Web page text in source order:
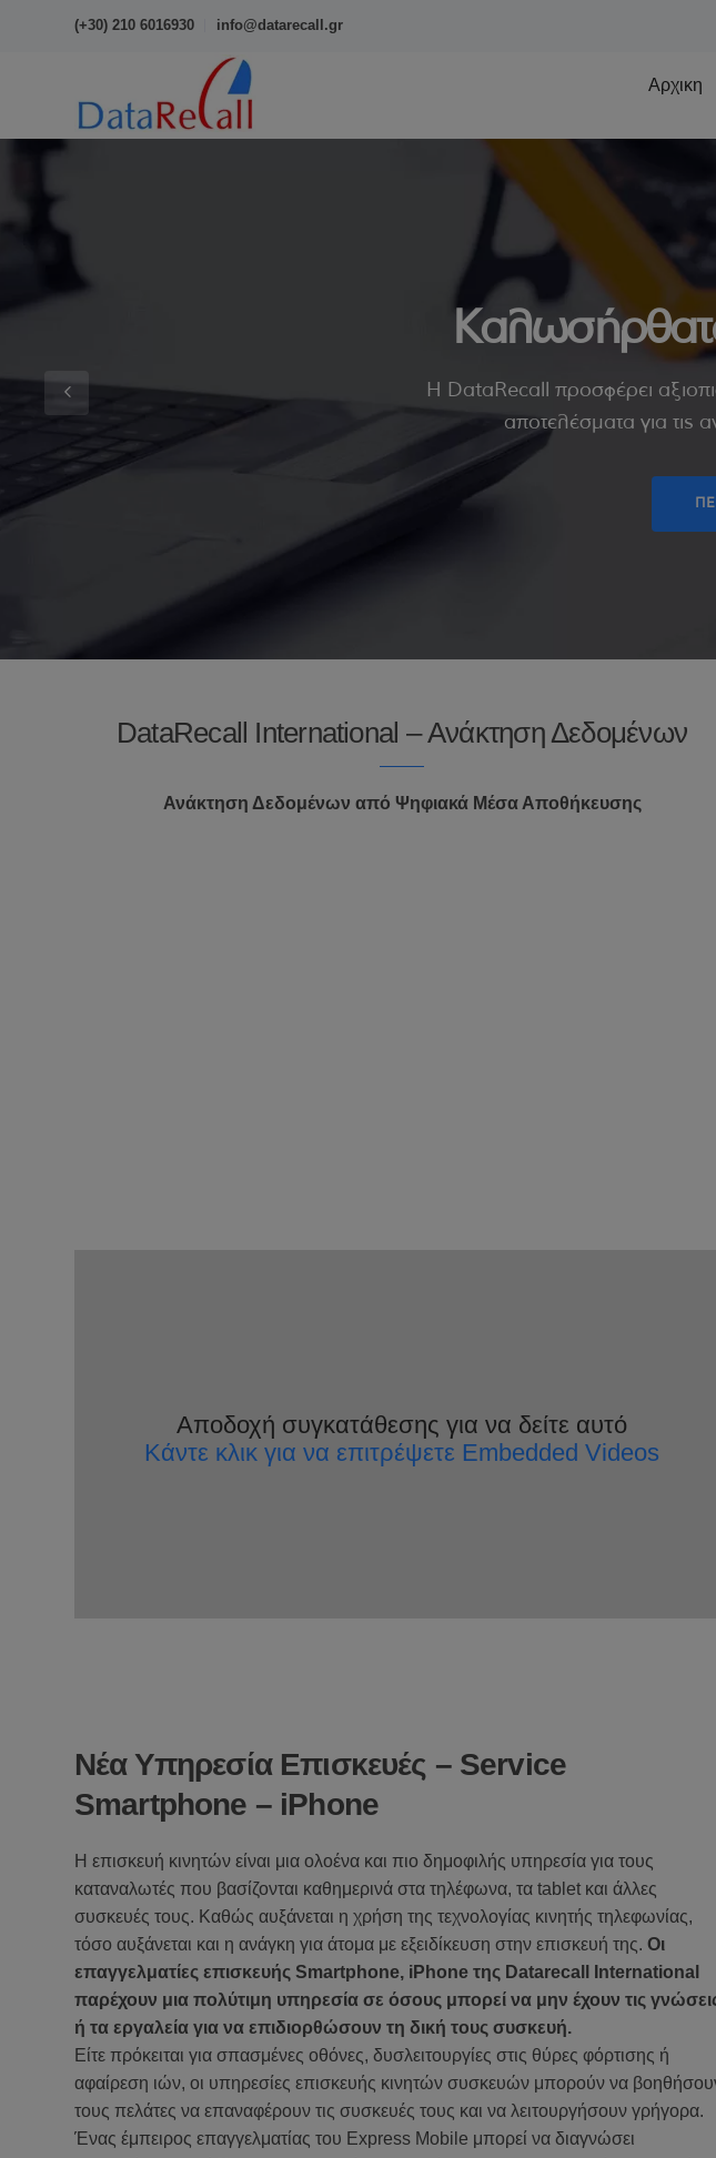
(+30) 210 6016930 info@datarecall.gr
Αρχικη
Η DataRecall προσφέρει
αποτελέσματα για τις
DataRecall International – Ανάκτηση Δεδομένων
Ανάκτηση Δεδομένων από Ψηφιακά Μέσα Αποθήκευσης
Αποδοχή συγκατάθεσης για να δείτε αυτό
Κάντε κλικ για να επιτρέψετε Embedded Videos
Νέα Υπηρεσία Επισκευές – Service
Smartphone – iPhone
Η επισκευή κινητών είναι μια ολοένα και πιο δημοφιλής υπηρεσία για τους
καταναλωτές που βασίζονται καθημερινά στα τηλέφωνα, τα tablet και άλλες
συσκευές τους. Καθώς αυξάνεται η χρήση της τεχνολογίας κινητής τηλεφωνίας,
τόσο αυξάνεται και η ανάγκη για άτομα με εξειδίκευση στην επισκευή της. Οι
επαγγελματίες επισκευής Smartphone, iPhone της Datarecall International
παρέχουν μια πολύτιμη υπηρεσία σε όσους μπορεί να μην έχουν τις
ή τα εργαλεία για να επιδιορθώσουν τη δική τους συσκευή.
Είτε πρόκειται για σπασμένες οθόνες, δυσλειτουργίες στις θύρες φόρτισης ή
αφαίρεση ιών, οι υπηρεσίες επισκευής κινητών συσκευών μπορούν να
τους πελάτες να επαναφέρουν τις συσκευές τους και να λειτουργήσουν γρήγορα.
Ένας έμπειρος επαγγελματίας του Express Mobile μπορεί να διαγνώσει